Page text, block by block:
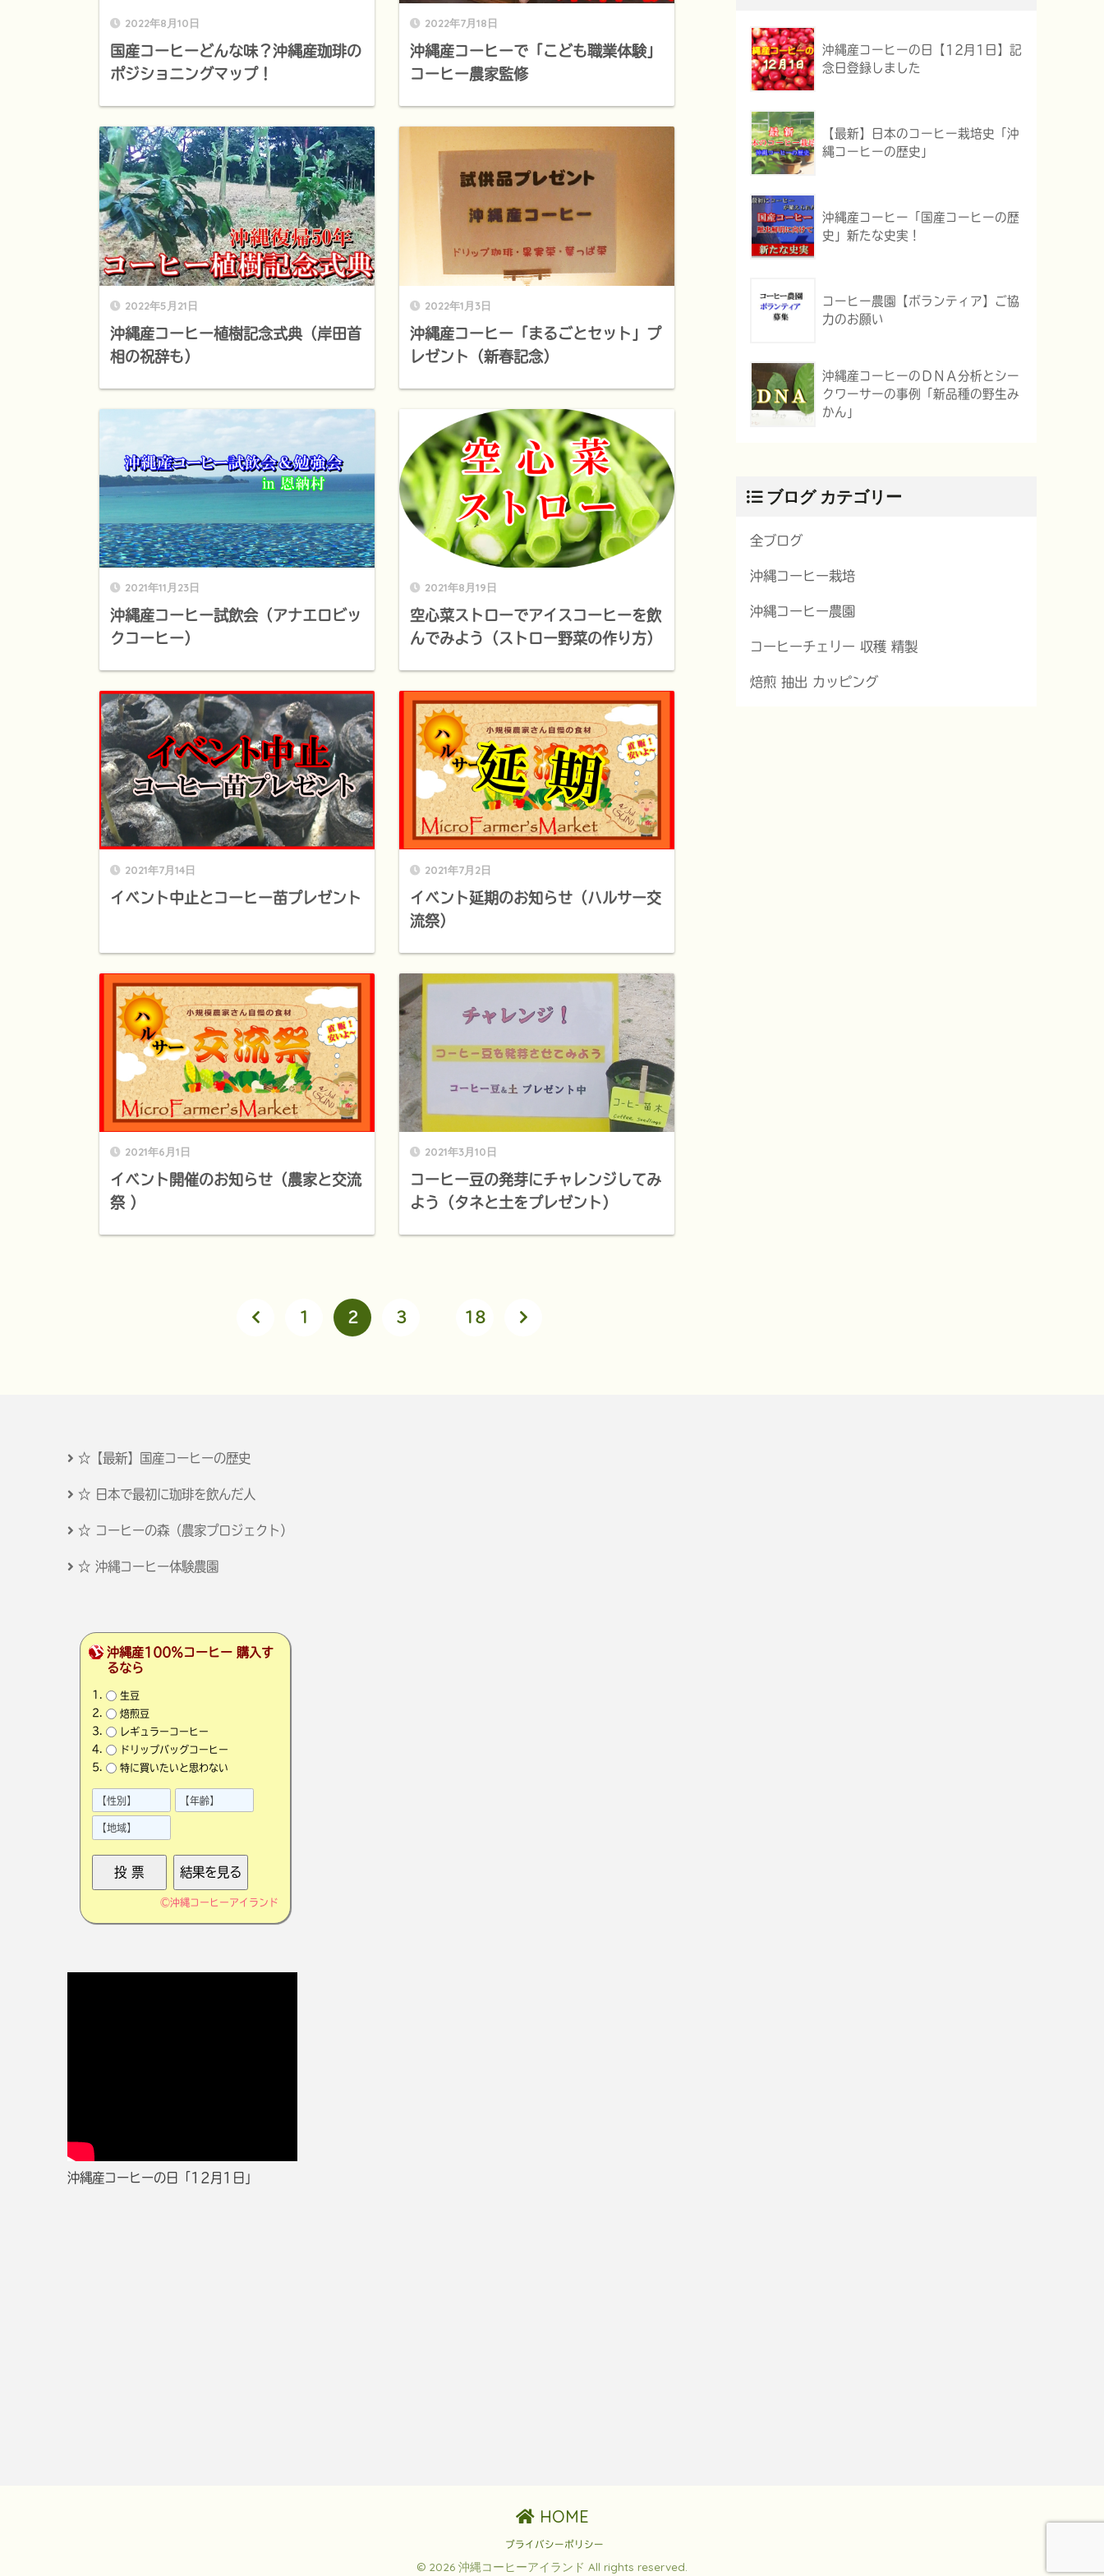
2022年8月10日
国産コーヒーどんな味？沖縄産珈琲の
ポジショニングマップ！
2022年7月18日
沖縄産コーヒーで「こども職業体験」
コーヒー農家監修
2022年5月21日
沖縄産コーヒー植樹記念式典（岸田首
相の祝辞も）
2022年1月3日
沖縄産コーヒー「まるごとセット」プ
レゼント（新春記念）
2021年11月23日
沖縄産コーヒー試飲会（アナエロビッ
クコーヒー）
2021年8月19日
空心菜ストローでアイスコーヒーを飲
んでみよう（ストロー野菜の作り方）
2021年7月14日
イベント中止とコーヒー苗プレゼント
2021年7月2日
イベント延期のお知らせ（ハルサー交
流祭）
2021年6月1日
イベント開催のお知らせ（農家と交流
祭 ）
2021年3月10日
コーヒー豆の発芽にチャレンジしてみ
よう（タネと土をプレゼント）
1 2 3 18
沖縄産コーヒーの日【12月1日】記
念日登録しました
【最新】日本のコーヒー栽培史「沖
縄コーヒーの歴史」
沖縄産コーヒー「国産コーヒーの歴
史」新たな史実！
コーヒー農園【ボランティア】ご協
力のお願い
沖縄産コーヒーのＤＮＡ分析とシー
クワーサーの事例「新品種の野生み
かん」
ブログ カテゴリー
全ブログ
沖縄コーヒー栽培
沖縄コーヒー農園
コーヒーチェリー 収穫 精製
焙煎 抽出 カッピング
☆【最新】国産コーヒーの歴史
☆ 日本で最初に珈琲を飲んだ人
☆ コーヒーの森（農家プロジェクト）
☆ 沖縄コーヒー体験農園
沖縄産100％コーヒー 購入す
るなら
生豆
焙煎豆
レギュラーコーヒー
ドリップバッグコーヒー
特に買いたいと思わない
©沖縄コーヒーアイランド
沖縄産コーヒーの日「12月1日」
HOME
プライバシーポリシー
© 2026 沖縄コーヒーアイランド All rights reserved.